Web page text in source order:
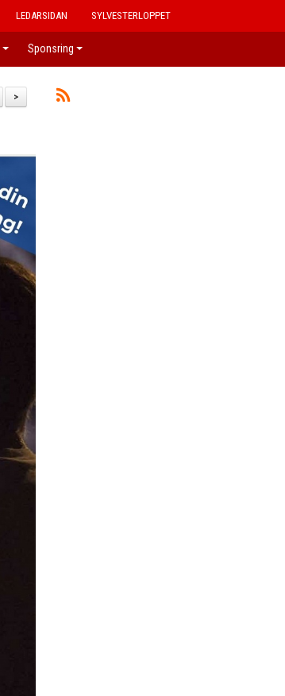
LEDARSIDAN SYLVESTERLOPPET
Sponsring
>